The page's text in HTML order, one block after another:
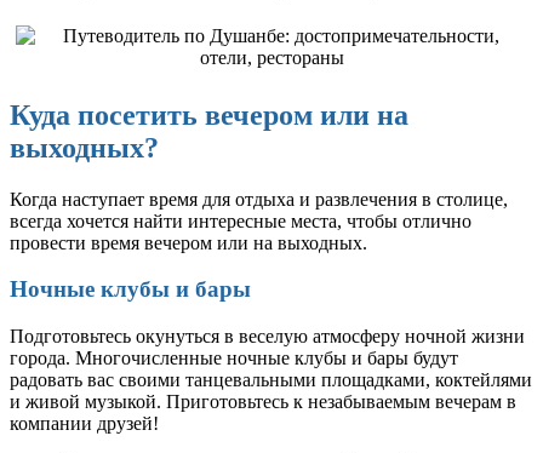
Куда посетить вечером или на
выходных?
Когда наступает время для отдыха и развлечения в столице,
всегда хочется найти интересные места, чтобы отлично
провести время вечером или на выходных.
Ночные клубы и бары
Подготовьтесь окунуться в веселую атмосферу ночной жизни
города. Многочисленные ночные клубы и бары будут
радовать вас своими танцевальными площадками, коктейлями
и живой музыкой. Приготовьтесь к незабываемым вечерам в
компании друзей!